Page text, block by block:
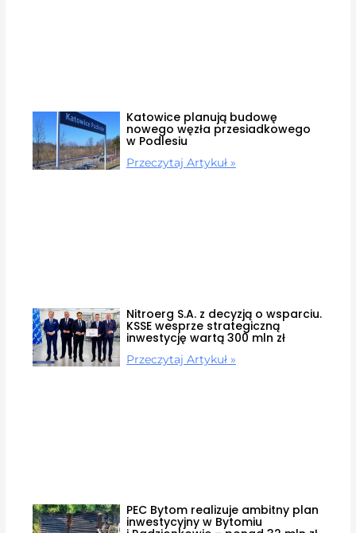
Katowice planują budowę
nowego węzła przesiadkowego
w Podlesiu
Przeczytaj Artykuł »
Nitroerg S.A. z decyzją o wsparciu.
KSSE wesprze strategiczną
inwestycję wartą 300 mln zł
Przeczytaj Artykuł »
PEC Bytom realizuje ambitny plan
inwestycyjny w Bytomiu